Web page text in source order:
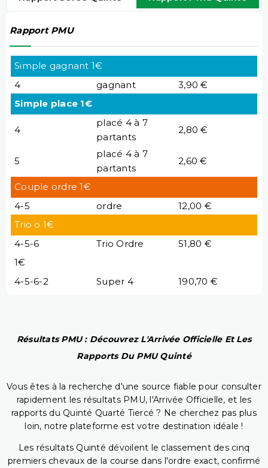
Rapport PMU
Simple gagnant 1€
4
gagnant
3,90 €
Simple place 1€
4
placé 4 à 7
partants
2,80 €
5
placé 4 à 7
partants
2,60 €
Couple ordre 1€
4-5
ordre
12,00 €
Trio o 1€
4-5-6
Trio Ordre
51,80 €
1€
4-5-6-2
Super 4 190,70 €
Résultats PMU : Découvrez L'Arrivée Officielle Et Les
Rapports Du PMU Quinté
Vous êtes à la recherche d'une source fiable pour consulter
rapidement les résultats PMU, l'Arrivée Officielle, et les
rapports du Quinté Quarté Tiercé ? Ne cherchez pas plus
loin, notre plateforme est votre destination idéale !
Les résultats Quinté dévoilent le classement des cinq
premiers chevaux de la course dans l'ordre exact, confirmé